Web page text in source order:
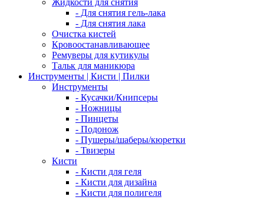
Жидкости для снятия
- Для снятия гель-лака
- Для снятия лака
Очистка кистей
Кровоостанавливающее
Ремуверы для кутикулы
Тальк для маникюра
Инструменты | Кисти | Пилки
Инструменты
- Кусачки/Книпсеры
- Ножницы
- Пинцеты
- Подонож
- Пушеры/шаберы/кюретки
- Твизеры
Кисти
- Кисти для геля
- Кисти для дизайна
- Кисти для полигеля